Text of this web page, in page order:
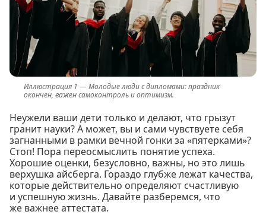
Молодые люди с дипломами: праздник
окончен, важен самоконтроль и оптимизм.
Неужели ваши дети только и делают, что грызут
гранит науки? А может, вы и сами чувствуете себя
загнанными в рамки вечной гонки за «пятерками»?
Стоп! Пора переосмыслить понятие успеха.
Хорошие оценки, безусловно, важны, но это лишь
верхушка айсберга. Гораздо глубже лежат качества,
которые действительно определяют счастливую
и успешную жизнь. Давайте разберемся, что
же важнее аттестата.